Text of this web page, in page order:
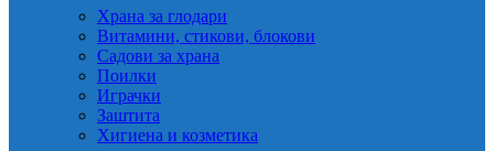
Храна за глодари
Витамини, стикови, блокови
Садови за храна
Поилки
Играчки
Заштита
Хигиена и козметика